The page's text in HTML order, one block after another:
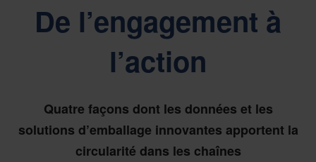
De l’engagement à
l’action
Quatre façons dont les données et les
solutions d’emballage innovantes apportent la
circularité dans les chaînes